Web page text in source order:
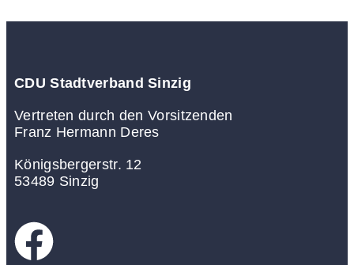
CDU Stadtverband Sinzig
Vertreten durch den Vorsitzenden
Franz Hermann Deres
Königsbergerstr. 12
53489 Sinzig